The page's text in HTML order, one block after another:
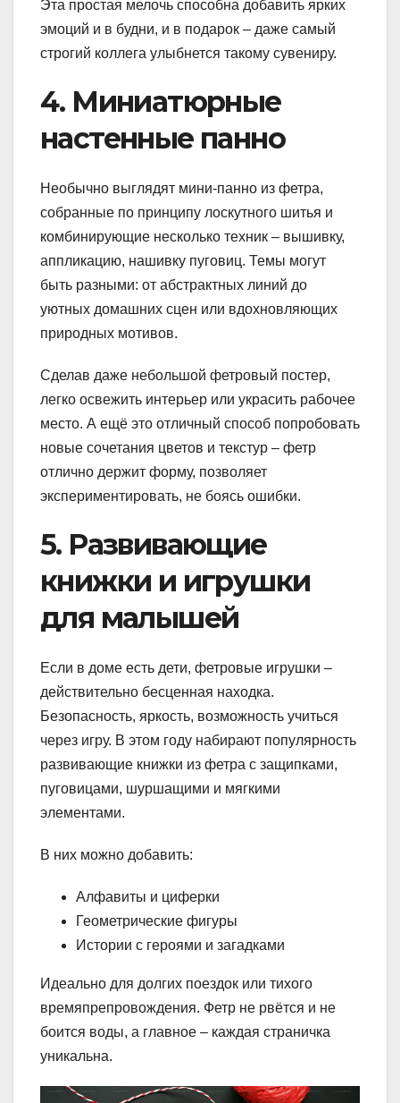
Эта простая мелочь способна добавить ярких
эмоций и в будни, и в подарок – даже самый
строгий коллега улыбнется такому сувениру.
4. Миниатюрные
настенные панно
Необычно выглядят мини-панно из фетра,
собранные по принципу лоскутного шитья и
комбинирующие несколько техник – вышивку,
аппликацию, нашивку пуговиц. Темы могут
быть разными: от абстрактных линий до
уютных домашних сцен или вдохновляющих
природных мотивов.
Сделав даже небольшой фетровый постер,
легко освежить интерьер или украсить рабочее
место. А ещё это отличный способ попробовать
новые сочетания цветов и текстур – фетр
отлично держит форму, позволяет
экспериментировать, не боясь ошибки.
5. Развивающие
книжки и игрушки
для малышей
Если в доме есть дети, фетровые игрушки –
действительно бесценная находка.
Безопасность, яркость, возможность учиться
через игру. В этом году набирают популярность
развивающие книжки из фетра с защипками,
пуговицами, шуршащими и мягкими
элементами.
В них можно добавить:
Алфавиты и циферки
Геометрические фигуры
Истории с героями и загадками
Идеально для долгих поездок или тихого
времяпрепровождения. Фетр не рвётся и не
боится воды, а главное – каждая страничка
уникальна.